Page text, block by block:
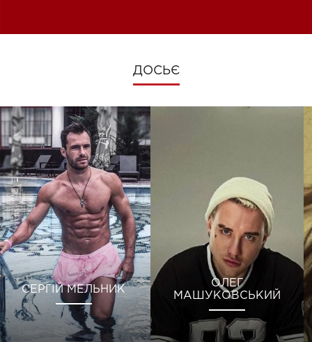
ДОСЬЄ
СЕРГІЙ МЕЛЬНИК
ОЛЕГ
МАШУКОВСЬКИЙ